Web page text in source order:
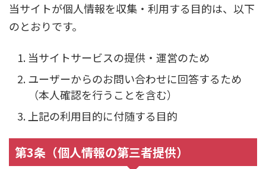
当サイトが個人情報を収集・利用する目的は、以下
のとおりです。
当サイトサービスの提供・運営のため
ユーザーからのお問い合わせに回答するため
（本人確認を行うことを含む）
上記の利用目的に付随する目的
第3条（個人情報の第三者提供）